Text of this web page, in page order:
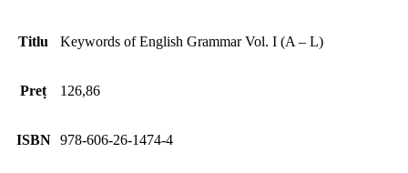
Titlu Keywords of English Grammar Vol. I (A – L)
Preț 126,86
ISBN 978-606-26-1474-4